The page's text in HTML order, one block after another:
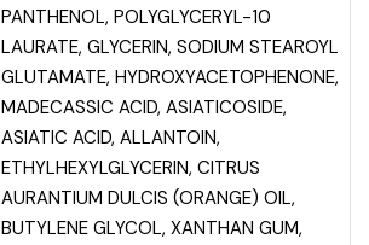
PANTHENOL, POLYGLYCERYL-10
LAURATE, GLYCERIN, SODIUM STEAROYL
GLUTAMATE, HYDROXYACETOPHENONE,
MADECASSIC ACID, ASIATICOSIDE,
ASIATIC ACID, ALLANTOIN,
ETHYLHEXYLGLYCERIN, CITRUS
AURANTIUM DULCIS (ORANGE) OIL,
BUTYLENE GLYCOL, XANTHAN GUM,